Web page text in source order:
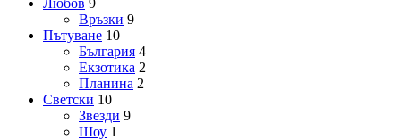
Връзки 9
Пътуване 10
България 4
Екзотика 2
Планина 2
Светски 10
Звезди 9
Шоу 1